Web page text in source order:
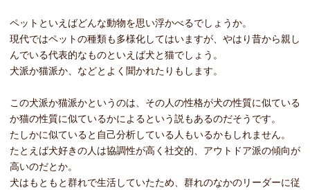
ペットといえばどんな動物を思い浮かべるでしょうか。
現代ではペットの種類も多様化してはいますが、やはり昔から親し
んでいる代表的なものといえば犬と猫でしょう。
犬派か猫派か、などとよく聞かれたりもします。
この犬派か猫派かというのは、その人の性格が犬の性質に似ている
か猫の性質に似ているかによるという説もあるのだそうです。
たしかに似ていると自己分析している人もいるかもしれません。
たとえば犬好きの人は協調性が高く社交的、アウトドア派の傾向が
高いのだとか。
犬はもともと群れで生活していたため、群れのなかのリーダーに従